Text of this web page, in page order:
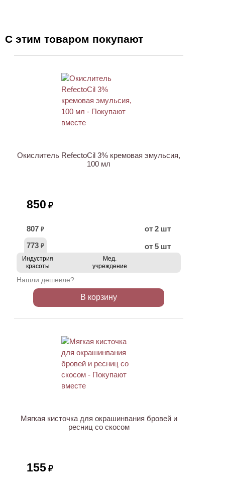
С этим товаром покупают
Окислитель RefectoCil 3% кремовая эмульсия,
100 мл
850 ₽
807 ₽
от 2 шт
773 ₽ от 5 шт
Индустрия
красоты
Мед.
учреждение
Нашли дешевле?
В корзину
Мягкая кисточка для окрашинвания бровей и
ресниц со скосом
155 ₽